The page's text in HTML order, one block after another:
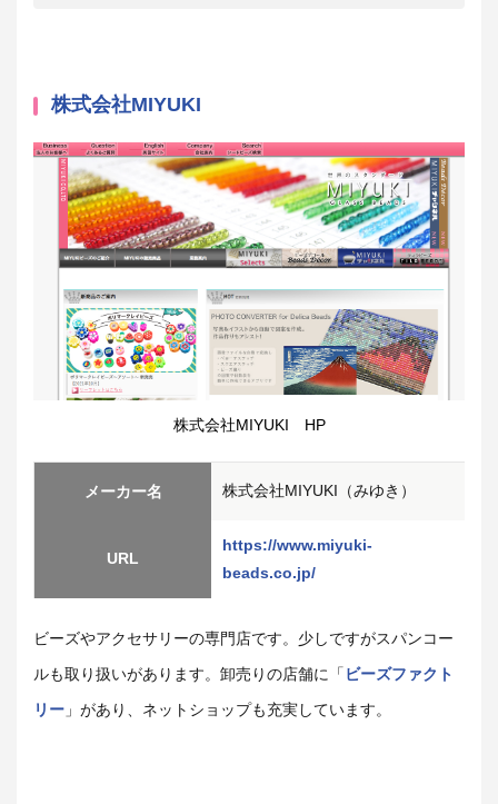
株式会社MIYUKI
株式会社MIYUKI HP
メーカー名 株式会社MIYUKI（みゆき）
URL
https://www.miyuki-
beads.co.jp/
ビーズやアクセサリーの専門店です。少しですがスパンコー
ルも取り扱いがあります。卸売りの店舗に「 ビーズファクト
リー 」があり、ネットショップも充実しています。